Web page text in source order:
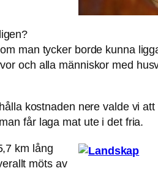
man tycker borde kunna
och alla människor med
kostnaden nere valde vi
får laga mat ute i det fria.
km lång
möts av